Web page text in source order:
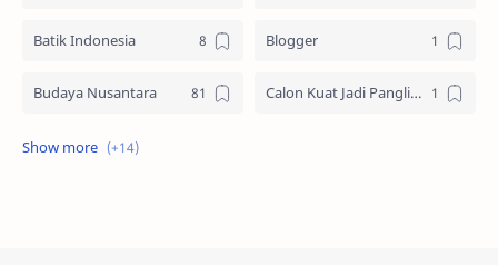
Batik Indonesia Blogger
Budaya Nusantara Calon Kuat Jadi Panglima TNI
Jasa website